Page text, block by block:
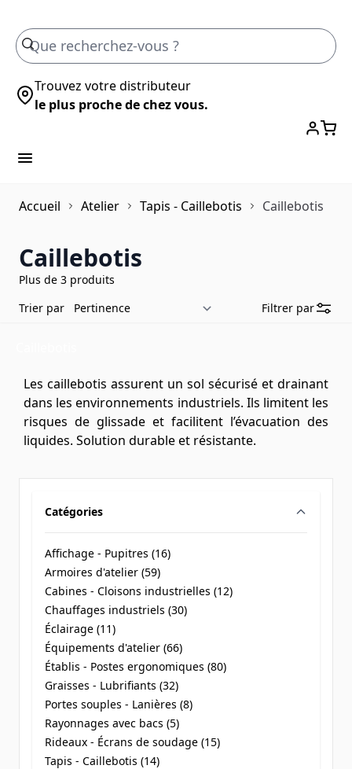
Trouvez votre distributeur
le plus proche de chez vous.
Accueil Atelier Tapis - Caillebotis Caillebotis
Caillebotis
Plus de 3 produits
Trier par
Filtrer par
Les caillebotis assurent un sol sécurisé et drainant
dans les environnements industriels. Ils limitent les
risques de glissade et facilitent l’évacuation des
liquides. Solution durable et résistante.
Catégories
Affichage - Pupitres (16
products available
)
Armoires d'atelier (59
products available
)
Cabines - Cloisons industrielles (12
products available
)
Chauffages industriels (30
products available
)
Éclairage (11
products available
)
Équipements d'atelier (66
products available
)
Établis - Postes ergonomiques (80
products available
)
Graisses - Lubrifiants (32
products available
)
Portes souples - Lanières (8
products available
)
Rayonnages avec bacs (5
products available
)
Rideaux - Écrans de soudage (15
products available
)
Tapis - Caillebotis (14)